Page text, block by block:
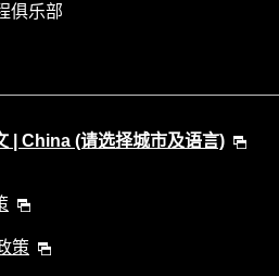
俱乐部
| China (请选择城市及语言)
策